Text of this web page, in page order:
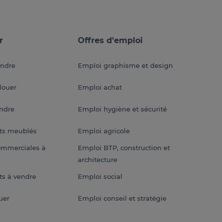
meublés
à
à vendre
Offres d'emploi
Emploi graphisme et design
Emploi achat
Emploi hygiène et sécurité
Emploi agricole
Emploi BTP, construction et
architecture
Emploi social
Emploi conseil et stratégie